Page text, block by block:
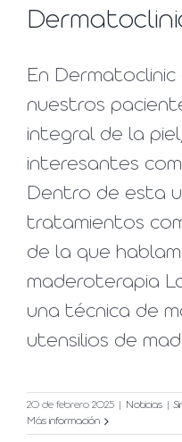
En
nuestros
integral de la
interesantes
Dentro de esta
tratamientos
de la que
maderoterapia
una técnica de
utensilios de
20 de febrero 2025 Noticias
Más información